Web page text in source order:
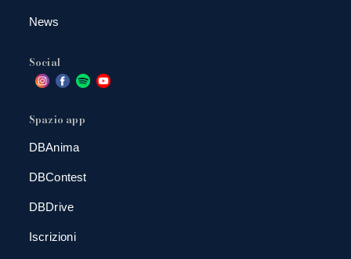
News
Social
Spazio app
DBAnima
DBContest
DBDrive
Iscrizioni